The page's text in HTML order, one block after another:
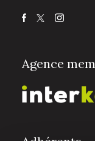
Agence